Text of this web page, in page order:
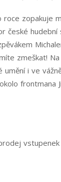
zopakuje
české hudební
zmeškat! Na
i ve
frontmana
vstupenek